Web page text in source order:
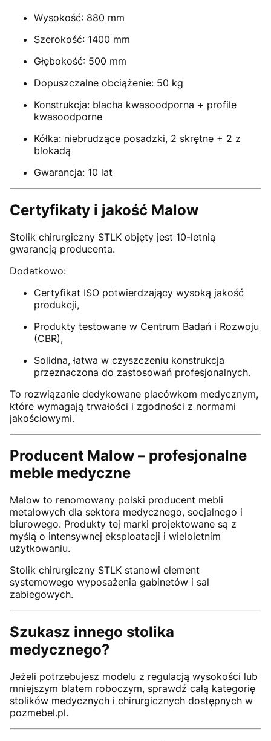
Wysokość: 880 mm
Szerokość: 1400 mm
Głębokość: 500 mm
Dopuszczalne obciążenie: 50 kg
Konstrukcja: blacha kwasoodporna + profile
kwasoodporne
Kółka: niebrudzące posadzki, 2 skrętne + 2 z
blokadą
Gwarancja: 10 lat
Certyfikaty i jakość Malow
Stolik chirurgiczny STLK objęty jest 10-letnią
gwarancją producenta.
Dodatkowo:
Certyfikat ISO potwierdzający wysoką jakość
produkcji,
Produkty testowane w Centrum Badań i Rozwoju
(CBR),
Solidna, łatwa w czyszczeniu konstrukcja
przeznaczona do zastosowań profesjonalnych.
To rozwiązanie dedykowane placówkom medycznym,
które wymagają trwałości i zgodności z normami
jakościowymi.
Producent Malow – profesjonalne
meble medyczne
Malow to renomowany polski producent mebli
metalowych dla sektora medycznego, socjalnego i
biurowego. Produkty tej marki projektowane są z
myślą o intensywnej eksploatacji i wieloletnim
użytkowaniu.
Stolik chirurgiczny STLK stanowi element
systemowego wyposażenia gabinetów i sal
zabiegowych.
Szukasz innego stolika
medycznego?
Jeżeli potrzebujesz modelu z regulacją wysokości lub
mniejszym blatem roboczym, sprawdź całą kategorię
stolików medycznych i chirurgicznych dostępnych w
pozmebel.pl.